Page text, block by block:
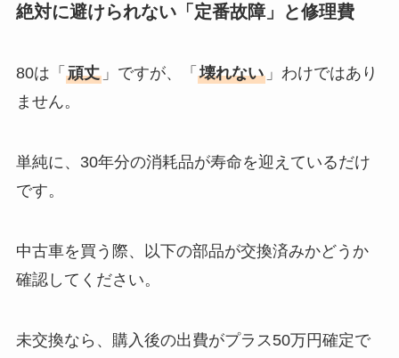
絶対に避けられない「定番故障」と修理費
80は「 頑丈」ですが、「 壊れない」わけではあり
ません。
単純に、30年分の消耗品が寿命を迎えているだけ
です。
中古車を買う際、以下の部品が交換済みかどうか
確認してください。
未交換なら、購入後の出費がプラス50万円確定で